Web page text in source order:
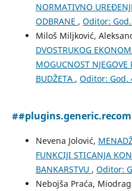
NORMATIVNO
ODBRANE , Oditor:
Miloš Miljković,
DVOSTRUKOG
MOGUCNOST
BUDŽETA , Oditor: God.
Nevena Jolović,
FUNKCIJI STICANJA
BANKARSTVU , Oditor:
Nebojša Praća,